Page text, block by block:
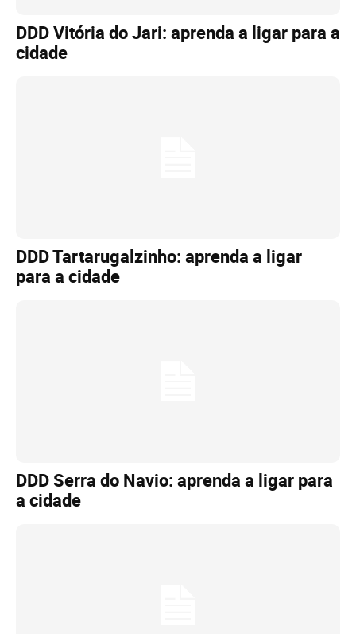
DDD Vitória do Jari: aprenda a ligar para a
cidade
DDD Tartarugalzinho: aprenda a ligar
para a cidade
DDD Serra do Navio: aprenda a ligar para
a cidade